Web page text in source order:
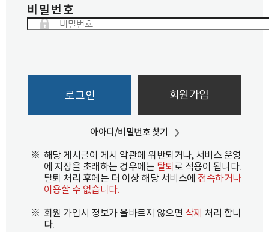
비밀번호
로그인 회원가입
아아디/비밀번호 찾기
※ 해당 게시글이 게시 약관에 위반되거나, 서비스 운영
에 지장을 초래하는 경우에는 탈퇴 로 적용이 됩니다.
탈퇴 처리 후에는 더 이상 해당 서비스에 접속하거나
이용할 수 없습니다.
※ 회원 가입시 정보가 올바르지 않으면 삭제 처리 합니
다.